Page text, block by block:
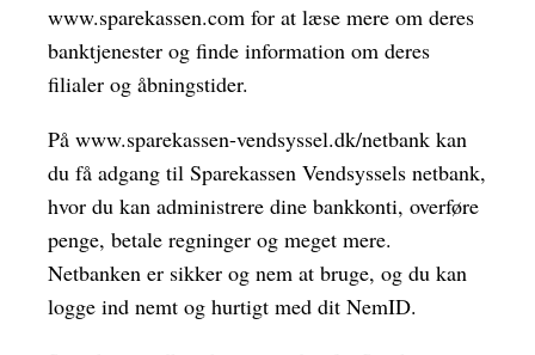
www.sparekassen.com for at læse mere om deres
banktjenester og finde information om deres
filialer og åbningstider.
På www.sparekassen-vendsyssel.dk/netbank kan
du få adgang til Sparekassen Vendsyssels netbank,
hvor du kan administrere dine bankkonti, overføre
penge, betale regninger og meget mere.
Netbanken er sikker og nem at bruge, og du kan
logge ind nemt og hurtigt med dit NemID.